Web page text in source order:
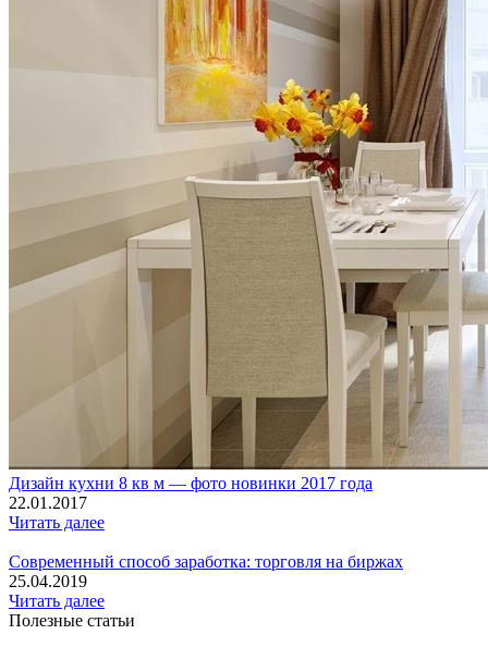
Дизайн кухни 8 кв м — фото новинки 2017 года
22.01.2017
Читать далее
Современный способ заработка: торговля на биржах
25.04.2019
Читать далее
Полезные статьи